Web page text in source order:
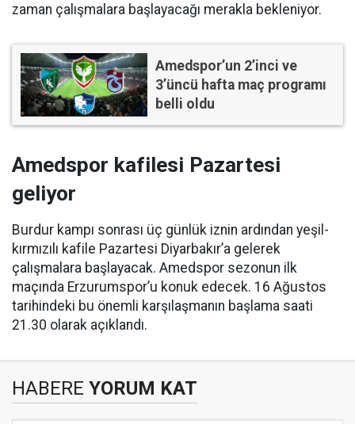
zaman çalışmalara başlayacağı merakla bekleniyor.
Amedspor’un 2’inci ve
3’üncü hafta maç programı
belli oldu
Amedspor kafilesi Pazartesi
geliyor
Burdur kampı sonrası üç günlük iznin ardından yeşil-
kırmızılı kafile Pazartesi Diyarbakır’a gelerek
çalışmalara başlayacak. Amedspor sezonun ilk
maçında Erzurumspor’u konuk edecek. 16 Ağustos
tarihindeki bu önemli karşılaşmanın başlama saati
21.30 olarak açıklandı.
HABERE YORUM KAT